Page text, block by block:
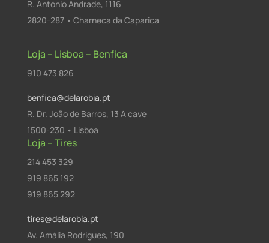
R. António Andrade, 1116
2820-287 • Charneca da Caparica
Loja – Lisboa – Benfica
910 473 826
benfica@delarobia.pt
R. Dr. João de Barros, 13 A cave
1500-230 • Lisboa
Loja – Tires
214 453 329
919 865 192
919 865 292
tires@delarobia.pt
Av. Amália Rodrigues, 190